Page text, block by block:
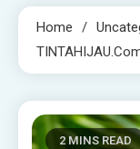
Home
2 MINS READ